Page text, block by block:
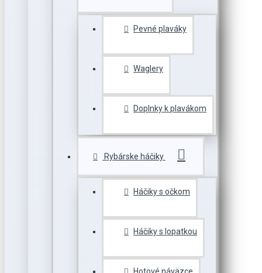
Pevné plaváky
Waglery
Doplnky k plavákom
Rybárske háčiky
Háčiky s očkom
Háčiky s lopatkou